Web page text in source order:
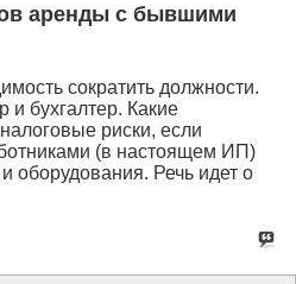
аренды с бывшими
сократить должности.
и бухгалтер. Какие
риски, если
(в настоящем ИП)
оборудования. Речь идет о